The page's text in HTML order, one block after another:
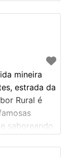
mineira
estrada da
Rural é
saboreando